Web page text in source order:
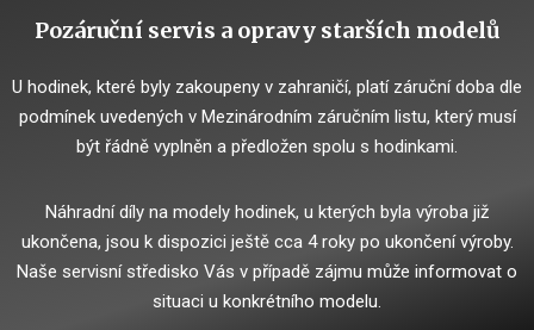
Pozáruční servis a opravy starších modelů
U hodinek, které byly zakoupeny v zahraničí, platí záruční doba dle
podmínek uvedených v Mezinárodním záručním listu, který musí
být řádně vyplněn a předložen spolu s hodinkami.
Náhradní díly na modely hodinek, u kterých byla výroba již
ukončena, jsou k dispozici ještě cca 4 roky po ukončení výroby.
Naše servisní středisko Vás v případě zájmu může informovat o
situaci u konkrétního modelu.